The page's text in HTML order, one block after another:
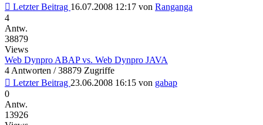
Letzter Beitrag 16.07.2008 12:17 von Ranganga
4
Antw.
38879
Views
Web Dynpro ABAP vs. Web Dynpro JAVA
4 Antworten / 38879 Zugriffe
Letzter Beitrag 23.06.2008 16:15 von gabap
0
Antw.
13926